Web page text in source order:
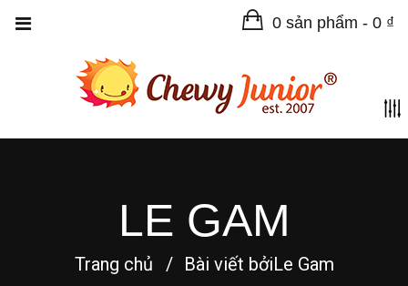
0 sản phẩm - 0 ₫
LE GAM
Trang chủ Bài viết bởiLe Gam